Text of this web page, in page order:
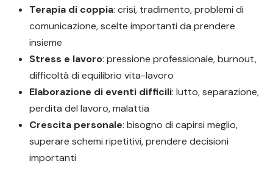
Terapia di coppia: crisi, tradimento, problemi di
comunicazione, scelte importanti da prendere
insieme
Stress e lavoro: pressione professionale, burnout,
difficoltà di equilibrio vita-lavoro
Elaborazione di eventi difficili: lutto, separazione,
perdita del lavoro, malattia
Crescita personale: bisogno di capirsi meglio,
superare schemi ripetitivi, prendere decisioni
importanti